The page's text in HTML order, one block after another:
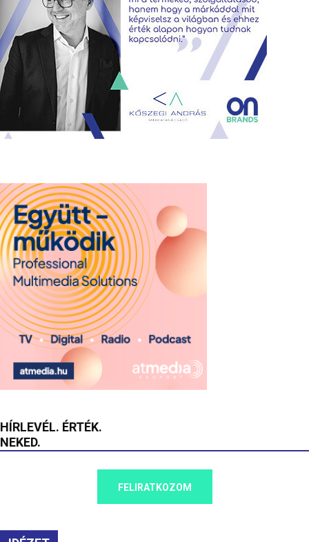
HÍRLEVÉL. ÉRTÉK.
NEKED.
FELIRATKOZOM